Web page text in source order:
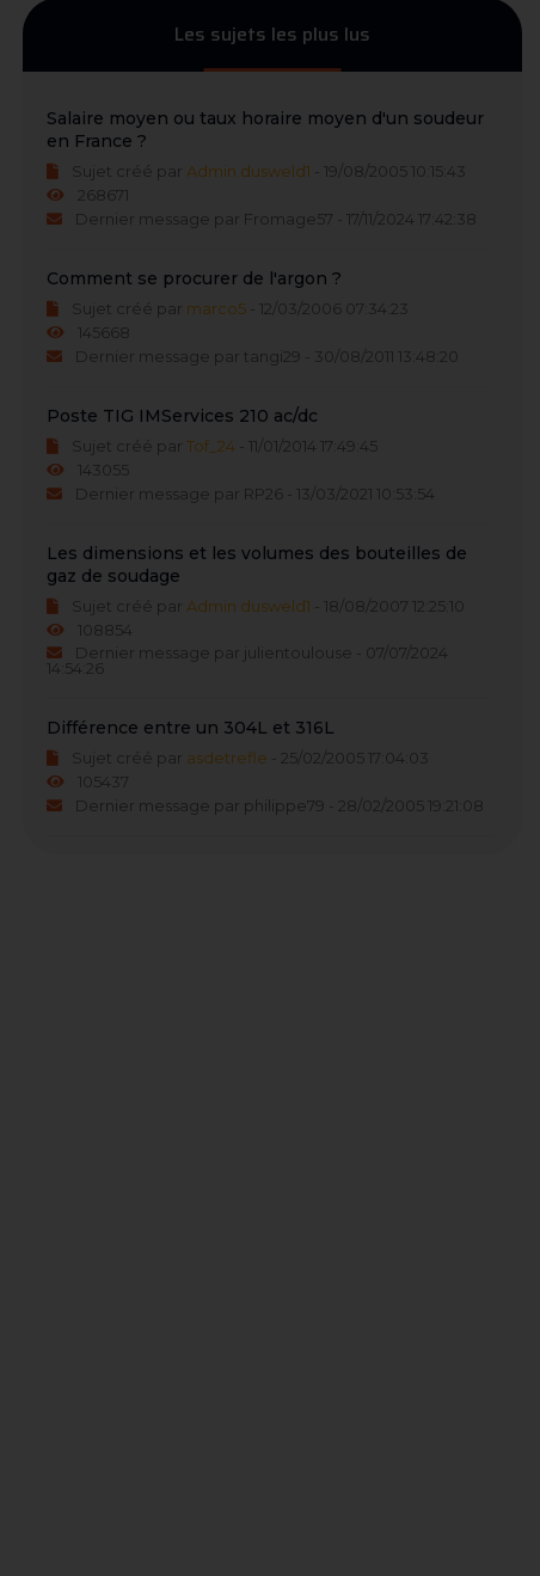
Les sujets les plus lus
Salaire moyen ou taux horaire moyen d'un soudeur
en France ?
Sujet créé par Admin dusweld1 - 19/08/2005 10:15:43
268671
Dernier message par Fromage57 - 17/11/2024 17:42:38
Comment se procurer de l'argon ?
Sujet créé par marco5 - 12/03/2006 07:34:23
145668
Dernier message par tangi29 - 30/08/2011 13:48:20
Poste TIG IMServices 210 ac/dc
Sujet créé par Tof_24 - 11/01/2014 17:49:45
143055
Dernier message par RP26 - 13/03/2021 10:53:54
Les dimensions et les volumes des bouteilles de
gaz de soudage
Sujet créé par Admin dusweld1 - 18/08/2007 12:25:10
108854
Dernier message par julientoulouse - 07/07/2024
14:54:26
Différence entre un 304L et 316L
Sujet créé par asdetrefle - 25/02/2005 17:04:03
105437
Dernier message par philippe79 - 28/02/2005 19:21:08